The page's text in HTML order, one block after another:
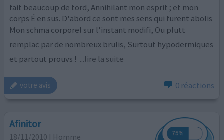
fait beaucoup de tord, Annihilant mon esprit ; et mon
corps É en sus. D'abord ce sont mes sens qui furent abolis
Mon schma corporel sur l'instant modifi, Ou plutt
remplac par de nombreux brulis, Surtout hypodermiques
et partout prouvs ! ...lire la suite
votre avis 0 réactions
Afinitor
18/11/2010 | Homme